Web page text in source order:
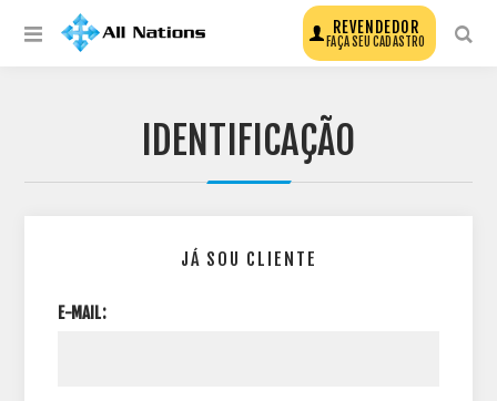
REVENDEDOR
FAÇA SEU CADASTRO
IDENTIFICAÇÃO
JÁ SOU CLIENTE
E-MAIL: